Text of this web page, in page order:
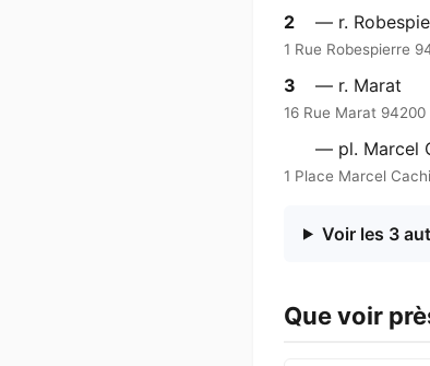
2 — r.
1 Rue Robespierre
3 — r. Marat
16 Rue Marat
— pl. Marcel
1 Place Marcel
Voir les 3
Que voir